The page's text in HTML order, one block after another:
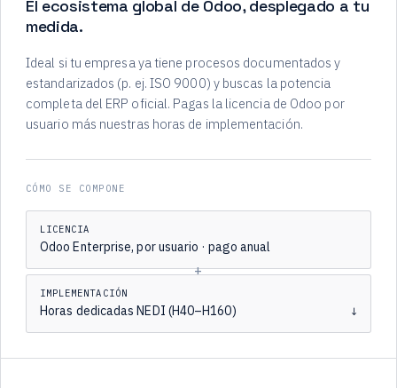
El ecosistema global de Odoo, desplegado a tu
medida.
Ideal si tu empresa ya tiene procesos documentados y
estandarizados (p. ej. ISO 9000) y buscas la potencia
completa del ERP oficial. Pagas la licencia de Odoo por
usuario más nuestras horas de implementación.
CÓMO SE COMPONE
LICENCIA
Odoo Enterprise, por usuario · pago anual
+
IMPLEMENTACIÓN
Horas dedicadas NEDI (H40–H160) ↓